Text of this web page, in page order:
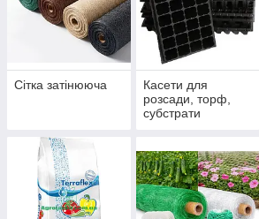
Сітка затінююча
Касети для
розсади, торф,
субстрати